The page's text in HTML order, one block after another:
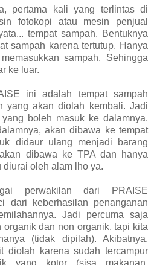
pertama kali yang terlintas di
fotokopi atau mesin penjual
tempat sampah. Bentuknya
sampah karena tertutup. Hanya
sampah. Sehingga
ke luar.
ini adalah tempat sampah
yang akan diolah kembali. Jadi
boleh masuk ke dalamnya.
akan dibawa ke tempat
didaur ulang menjadi barang
dibawa ke TPA dan hanya
oleh alam lho ya.
perwakilan dari PRAISE
dari keberhasilan penanganan
Jadi percuma saja
organik dan non organik, tapi kita
(tidak dipilah). Akibatnya,
diolah karena sudah tercampur